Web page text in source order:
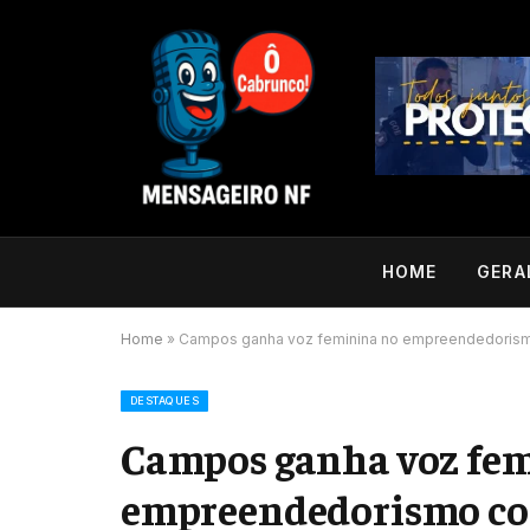
HOME
Home » Campos ganha voz feminina no
DESTAQUES
Campos ganha voz
empreendedorismo